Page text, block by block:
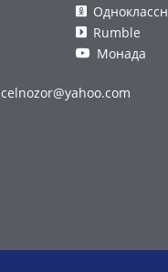
Rumble
Монада
celnozor@yahoo.com